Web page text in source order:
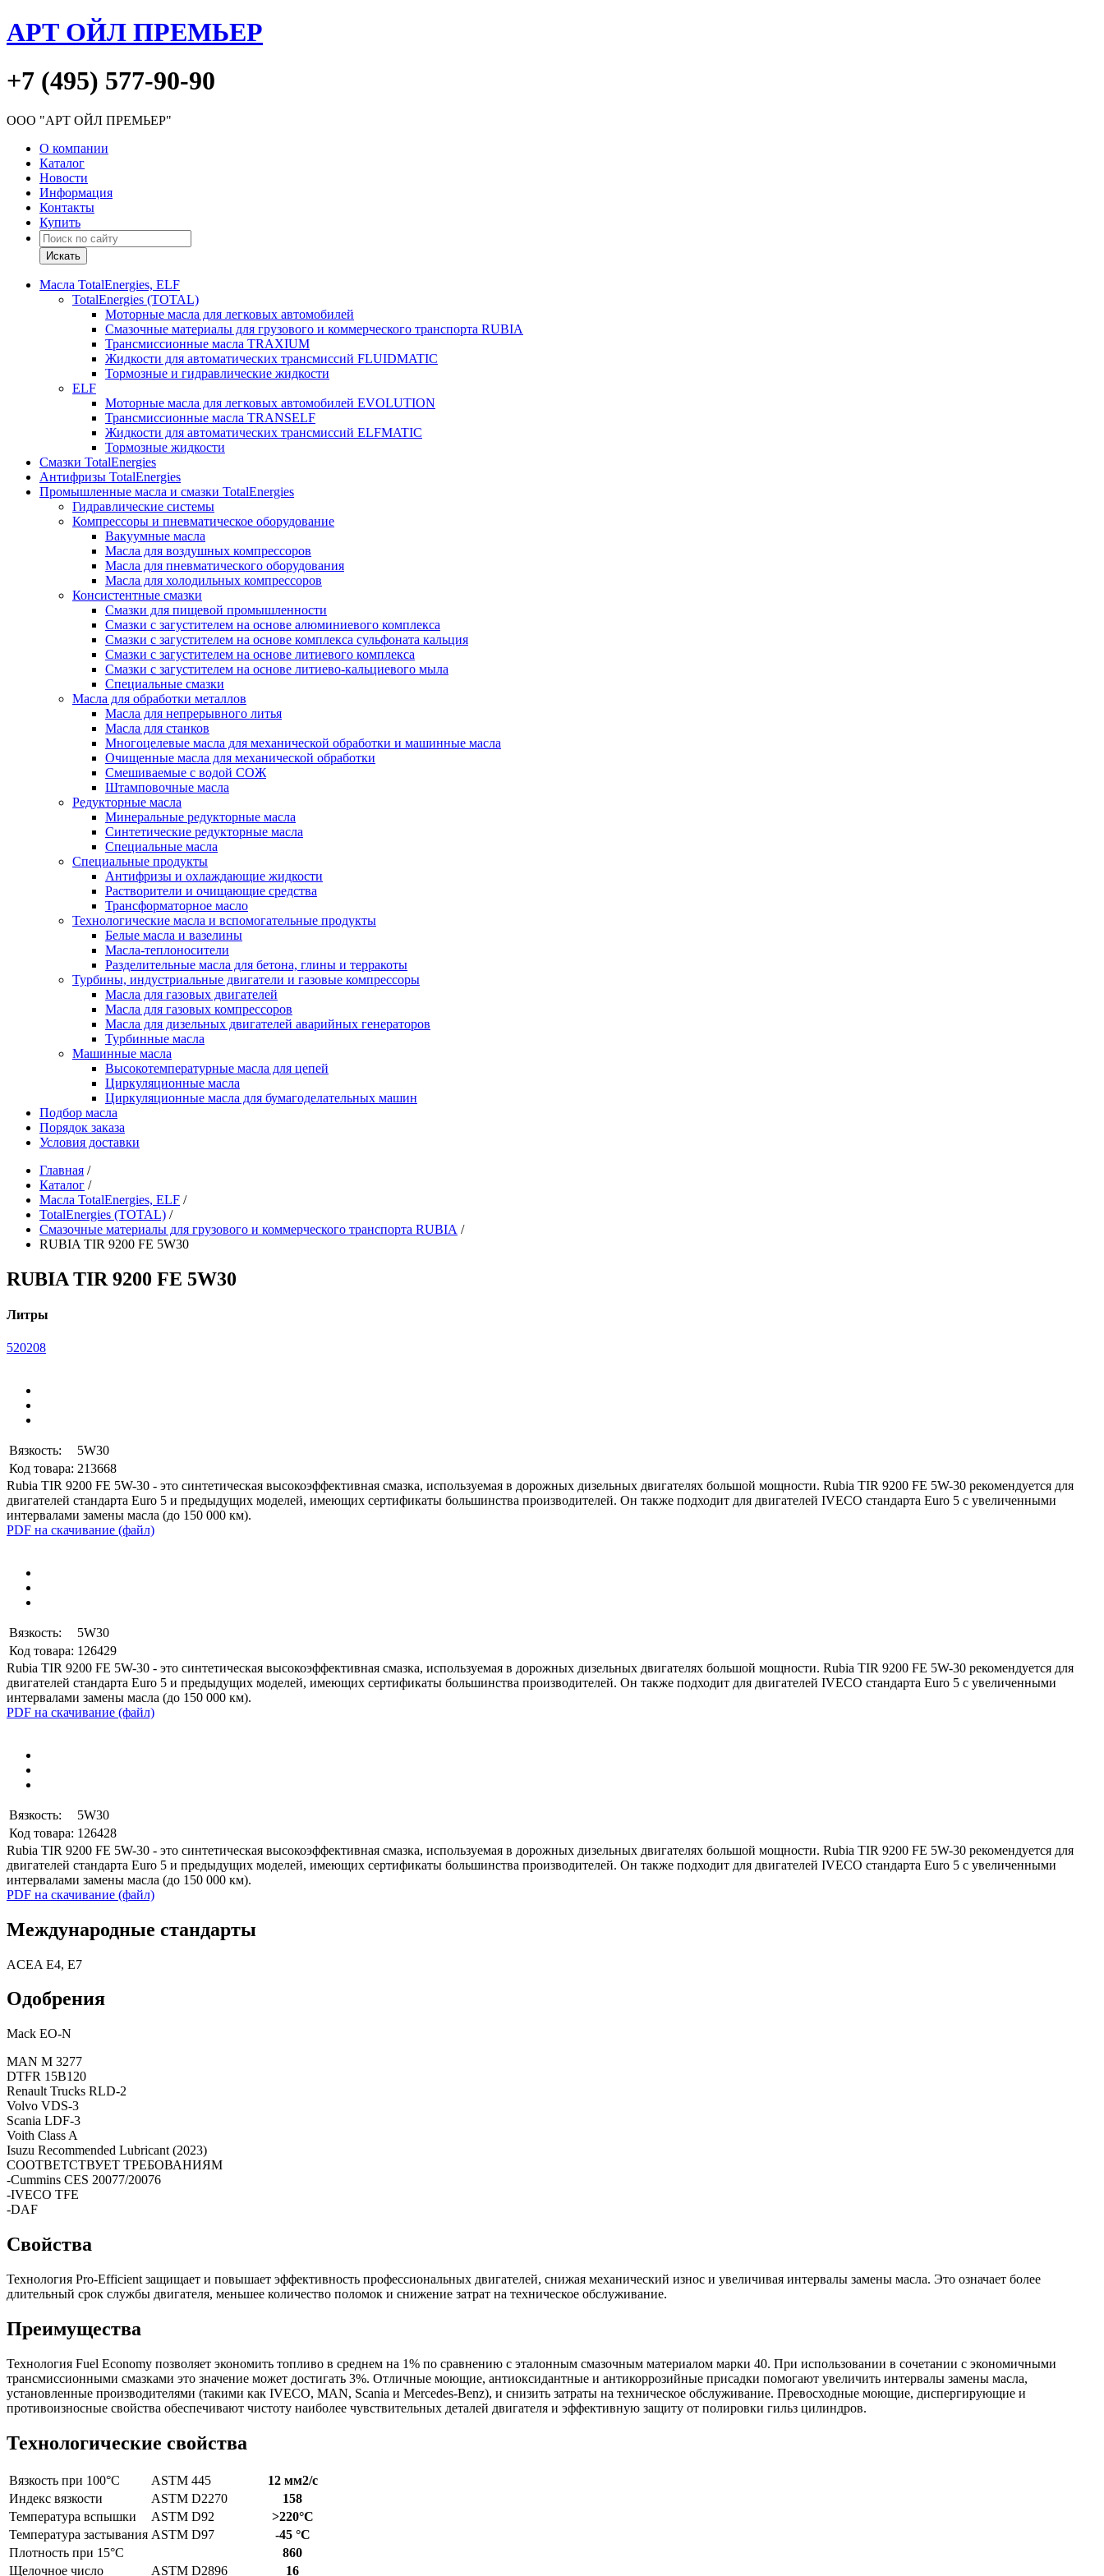
АРТ ОЙЛ ПРЕМЬЕР
+7 (495) 577-90-90
ООО "АРТ ОЙЛ ПРЕМЬЕР"
О компании
Каталог
Новости
Информация
Контакты
Купить
Масла TotalEnergies, ELF
TotalEnergies (TOTAL)
Моторные масла для легковых автомобилей
Смазочные материалы для грузового и коммерческого транспорта RUBIA
Трансмиссионные масла TRAXIUM
Жидкости для автоматических трансмиссий FLUIDMATIC
Тормозные и гидравлические жидкости
ELF
Моторные масла для легковых автомобилей EVOLUTION
Трансмиссионные масла TRANSELF
Жидкости для автоматических трансмиссий ELFMATIC
Тормозные жидкости
Смазки TotalEnergies
Антифризы TotalEnergies
Промышленные масла и смазки TotalEnergies
Гидравлические системы
Компрессоры и пневматическое оборудование
Вакуумные масла
Масла для воздушных компрессоров
Масла для пневматического оборудования
Масла для холодильных компрессоров
Консистентные смазки
Смазки для пищевой промышленности
Смазки с загустителем на основе алюминиевого комплекса
Смазки с загустителем на основе комплекса сульфоната кальция
Смазки с загустителем на основе литиевого комплекса
Смазки с загустителем на основе литиево-кальциевого мыла
Специальные смазки
Масла для обработки металлов
Масла для непрерывного литья
Масла для станков
Многоцелевые масла для механической обработки и машинные масла
Очищенные масла для механической обработки
Смешиваемые с водой СОЖ
Штамповочные масла
Редукторные масла
Минеральные редукторные масла
Синтетические редукторные масла
Специальные масла
Специальные продукты
Антифризы и охлаждающие жидкости
Растворители и очищающие средства
Трансформаторное масло
Технологические масла и вспомогательные продукты
Белые масла и вазелины
Масла-теплоносители
Разделительные масла для бетона, глины и терракоты
Турбины, индустриальные двигатели и газовые компрессоры
Масла для газовых двигателей
Масла для газовых компрессоров
Масла для дизельных двигателей аварийных генераторов
Турбинные масла
Машинные масла
Высокотемпературные масла для цепей
Циркуляционные масла
Циркуляционные масла для бумагоделательных машин
Подбор масла
Порядок заказа
Условия доставки
Главная /
Каталог /
Масла TotalEnergies, ELF /
TotalEnergies (TOTAL) /
Смазочные материалы для грузового и коммерческого транспорта RUBIA /
RUBIA TIR 9200 FE 5W30
RUBIA TIR 9200 FE 5W30
Литры
520208
Вязкость:
5W30
Код товара: 213668
Rubia TIR 9200 FE 5W-30 - это синтетическая высокоэффективная смазка, используемая в дорожных дизельных двигателях большой мощности. Rubia TIR 9200 FE 5W-30 рекомендуется для
двигателей стандарта Euro 5 и предыдущих моделей, имеющих сертификаты большинства производителей. Он также подходит для двигателей IVECO стандарта Euro 5 с увеличенными
интервалами замены масла (до 150 000 км).
PDF на скачивание (файл)
Вязкость:
5W30
Код товара: 126429
Rubia TIR 9200 FE 5W-30 - это синтетическая высокоэффективная смазка, используемая в дорожных дизельных двигателях большой мощности. Rubia TIR 9200 FE 5W-30 рекомендуется для
двигателей стандарта Euro 5 и предыдущих моделей, имеющих сертификаты большинства производителей. Он также подходит для двигателей IVECO стандарта Euro 5 с увеличенными
интервалами замены масла (до 150 000 км).
PDF на скачивание (файл)
Вязкость:
5W30
Код товара: 126428
Rubia TIR 9200 FE 5W-30 - это синтетическая высокоэффективная смазка, используемая в дорожных дизельных двигателях большой мощности. Rubia TIR 9200 FE 5W-30 рекомендуется для
двигателей стандарта Euro 5 и предыдущих моделей, имеющих сертификаты большинства производителей. Он также подходит для двигателей IVECO стандарта Euro 5 с увеличенными
интервалами замены масла (до 150 000 км).
PDF на скачивание (файл)
Международные стандарты
ACEA E4, E7
Одобрения
Mack EO-N
MAN M 3277
DTFR 15B120
Renault Trucks RLD-2
Volvo VDS-3
Scania LDF-3
Voith Class A
Isuzu Recommended Lubricant (2023)
СООТВЕТСТВУЕТ ТРЕБОВАНИЯМ
-Cummins CES 20077/20076
-IVECO TFE
-DAF
Свойства
Технология Pro-Efficient защищает и повышает эффективность профессиональных двигателей, снижая механический износ и увеличивая интервалы замены масла. Это означает более
длительный срок службы двигателя, меньшее количество поломок и снижение затрат на техническое обслуживание.
Преимущества
Технология Fuel Economy позволяет экономить топливо в среднем на 1% по сравнению с эталонным смазочным материалом марки 40. При использовании в сочетании с экономичными
трансмиссионными смазками это значение может достигать 3%. Отличные моющие, антиоксидантные и антикоррозийные присадки помогают увеличить интервалы замены масла,
установленные производителями (такими как IVECO, MAN, Scania и Mercedes-Benz), и снизить затраты на техническое обслуживание. Превосходные моющие, диспергирующие и
противоизносные свойства обеспечивают чистоту наиболее чувствительных деталей двигателя и эффективную защиту от полировки гильз цилиндров.
Технологические свойства
Вязкость при 100°C ASTM 445
12 мм2/с
Индекс вязкости
ASTM D2270
158
Температура вспышки
ASTM D92
>220°C
Температура застывания ASTM D97
-45 °C
Плотность при 15°C
860
Щелочное число
ASTM D2896 16